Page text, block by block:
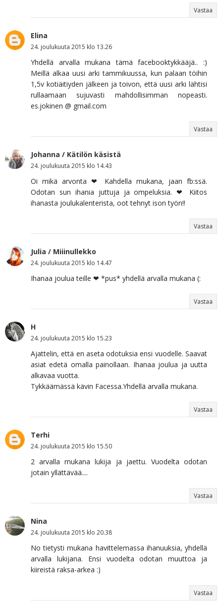
Vastaa
Elina
24. joulukuuta 2015 klo 13.26
Yhdellä arvalla mukana tämä facebooktykkääjä.. :)
Meillä alkaa uusi arki tammikuussa, kun palaan töihin
1,5v kotiäitiyden jälkeen ja toivon, että uusi arki lähtisi
rullaamaan sujuvasti mahdollisimman nopeasti.
es.jokinen @ gmail.com
Vastaa
Johanna / Kätilön käsistä
24. joulukuuta 2015 klo 14.43
Oi mikä arvonta ❤ Kahdella mukana, jaan fb:ssä.
Odotan sun ihania juttuja ja ompeluksia. ❤ Kiitos
ihanasta joulukalenterista, oot tehnyt ison työn!!
Vastaa
Julia / Miiinullekko
24. joulukuuta 2015 klo 14.47
Ihanaa joulua teille ❤ *pus* yhdellä arvalla mukana (:
Vastaa
H
24. joulukuuta 2015 klo 15.23
Ajattelin, että en aseta odotuksia ensi vuodelle. Saavat
asiat edetä omalla painollaan. Ihanaa joulua ja uutta
alkavaa vuotta.
Tykkäämässä kävin Facessa.Yhdellä arvalla mukana.
Vastaa
Terhi
24. joulukuuta 2015 klo 15.50
2 arvalla mukana lukija ja jaettu. Vuodelta odotan
jotain yllättävää....
Vastaa
Nina
24. joulukuuta 2015 klo 20.38
No tietysti mukana havittelemassa ihanuuksia, yhdellä
arvalla lukijana. Ensi vuodelta odotan muuttoa ja
kiireistä raksa-arkea :)
Vastaa